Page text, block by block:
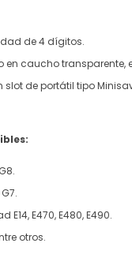
de 4 dígitos.
en caucho
de portátil tipo
E14, E470, E480, E490.
otros.